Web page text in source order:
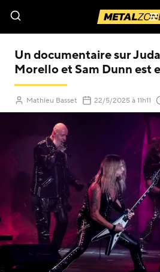
Un documentaire sur
Morello et Sam Dunn est
Mathieu Basset 22/5/2025(Mis à
à 11h11